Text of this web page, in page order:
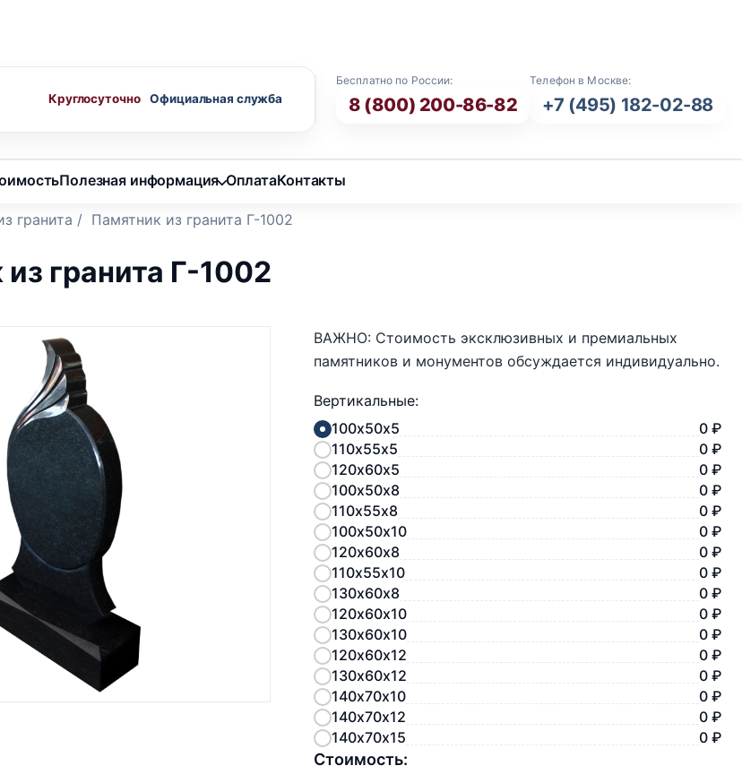
Бесплатно по России:
8 (800) 200-86-82
Телефон в Москве:
+7 (495) 182-02-88
Круглосуточно
Полезная информация ОплатаКонтакты
гранита / Памятник из гранита Г-1002
гранита Г-1002
ВАЖНО: Стоимость эксклюзивных и премиальных
памятников и монументов обсуждается индивидуально.
Вертикальные:
100х50х5
0 ₽
110х55х5
0 ₽
120х60х5
0 ₽
100х50х8
0 ₽
110х55х8
0 ₽
100х50х10
0 ₽
120х60х8
0 ₽
110х55х10
0 ₽
130х60х8
0 ₽
120х60х10
0 ₽
130х60х10
0 ₽
120х60х12
0 ₽
130х60х12
0 ₽
140х70х10
0 ₽
140х70х12
0 ₽
140х70х15
0 ₽
Стоимость: